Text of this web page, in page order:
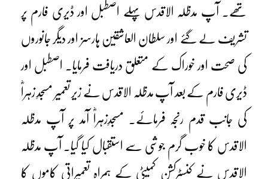
تھے۔ آپ مدظلہ الاقدس پہلے اصطبل اور ڈیری فارم پر
تشریف لے گئے اور سلطان العاشقین ہارسز اور دیگر جانوروں
کی صحت اور خوراک کے متعلق دریافت فرمایا۔ اصطبل اور
ڈیری فارم کے بعد آپ مدظلہ الاقدس نے زیر تعمیر مسجدِ زہراؓ
کی جانب قدم رنجہ فرمائے۔ مسجدِزہراؓ آمد پر آپ مدظلہ
الاقدس کا خوب گرم جوشی سے استقبال کیا گیا۔ آپ مدظلہ
الاقدس نے کنسٹرکشن کمیٹی کے ہمراہ تعمیراتی کاموں کا